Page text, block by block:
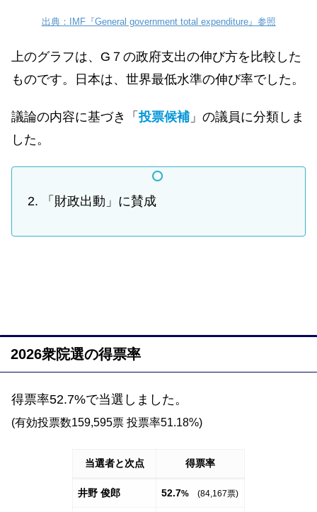
出典：IMF『General government total expenditure』参照
上のグラフは、G７の政府支出の伸び方を比較した
ものです。日本は、世界最低水準の伸び率でした。
議論の内容に基づき「投票候補 」の議員に分類しま
した。
「財政出動」に賛成
2026衆院選の得票率
得票率52.7%で当選しました。
(有効投票数159,595票 投票率51.18%)
当選者と次点 得票率
井野 俊郎 52.7% (84,167票)